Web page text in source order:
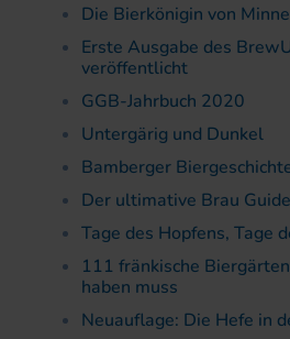
Die Bierkönigin von
Erste Ausgabe des
veröffentlicht
GGB-Jahrbuch 2020
Untergärig und Dunkel
Bamberger
Der ultimative Brau Guide
Tage des Hopfens, Tage
111 fränkische
haben muss
Neuauflage: Die Hefe in